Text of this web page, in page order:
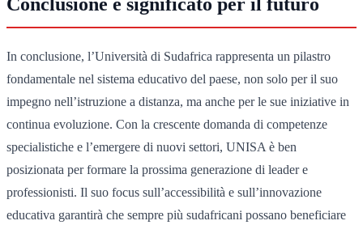
In conclusione, l’Università di Sudafrica rappresenta un pilastro
fondamentale nel sistema educativo del paese, non solo per il suo
impegno nell’istruzione a distanza, ma anche per le sue iniziative in
continua evoluzione. Con la crescente domanda di competenze
specialistiche e l’emergere di nuovi settori, UNISA è ben
posizionata per formare la prossima generazione di leader e
professionisti. Il suo focus sull’accessibilità e sull’innovazione
educativa garantirà che sempre più sudafricani possano beneficiare